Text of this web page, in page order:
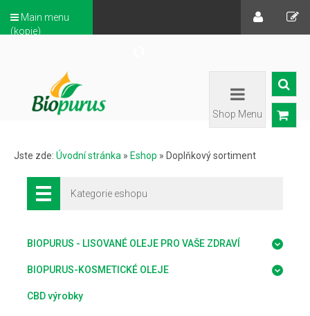
Main menu
(kopie)
Shop Menu
Jste zde: Úvodní stránka » Eshop » Doplňkový sortiment
Kategorie eshopu
BIOPURUS - LISOVANÉ OLEJE PRO VAŠE ZDRAVÍ
BIOPURUS-KOSMETICKÉ OLEJE
CBD výrobky